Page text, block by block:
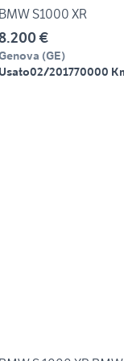
BMW S1000 XR
€
(GE)
Usato02/201770000